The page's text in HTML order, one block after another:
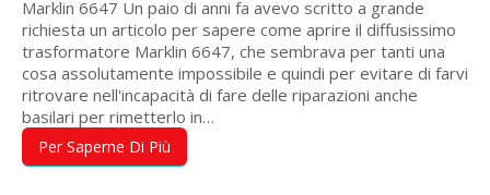
Marklin 6647 Un paio di anni fa avevo scritto a grande
richiesta un articolo per sapere come aprire il diffusissimo
trasformatore Marklin 6647, che sembrava per tanti una
cosa assolutamente impossibile e quindi per evitare di farvi
ritrovare nell'incapacità di fare delle riparazioni anche
basilari per rimetterlo in…
Per Saperne Di Più